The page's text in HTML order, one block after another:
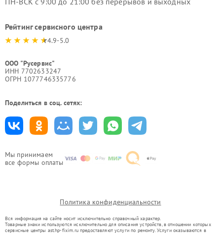
Мы принимаем
все формы оплаты
Рейтинг сервисного центра
4.9-5.0
ООО "Русервис"
ИНН 7702633247
ОГРН 1077746335776
Поделиться в соц. сетях:
Политика конфиденциальности
Вся информация на сайте носит исключительно справочный характер.
Товарные знаки используются исключительно для описания устройств, в отношении которых
сервисные центры ast.hp-fixim.ru предоставляют услуги по ремонту. Услуги оказываются в